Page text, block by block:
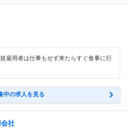
雇用者は仕事もせず来たらすぐ食事に行
中の求人を見る
社